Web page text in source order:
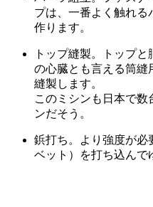
プは、一番よく触れる
作ります。
トップ縫製。トップ
の心臓とも言える筒縫
縫製します。
このミシンも日本で
ンだそう。
鋲打ち。より強度が必
ベット）を打ち込んで